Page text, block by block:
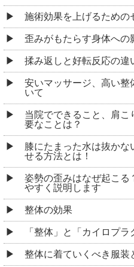
施術効果を上げるための
歪みがもたらす身体への
揉み返しと好転反応の違
安いマッサージ、高い整
いて
当院でできること、肩
要なことは？
膝にたまった水は抜かな
せる方法とは！
姿勢の歪みはなぜ起こる
やすく説明します
整体の効果
「整体」と「カイロプ
整体に着ていくべき服装